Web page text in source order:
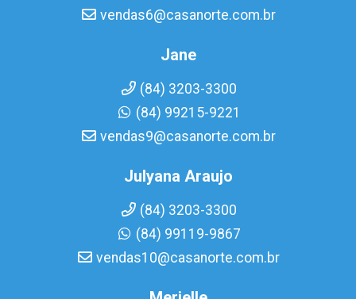
vendas6@casanorte.com.br
Jane
(84) 3203-3300
(84) 99215-9221
vendas9@casanorte.com.br
Julyana Araujo
(84) 3203-3300
(84) 99119-9867
vendas10@casanorte.com.br